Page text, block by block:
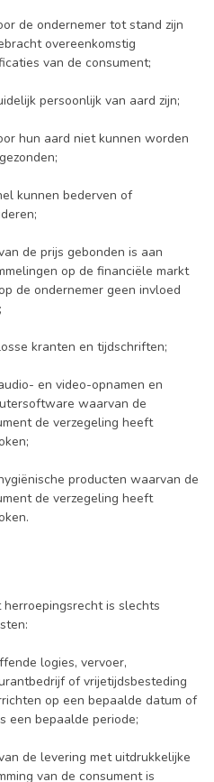
de ondernemer tot stand zijn
overeenkomstig
van de consument;
persoonlijk van aard zijn;
hun aard niet kunnen worden
kunnen bederven of
de prijs gebonden is aan
op de financiële markt
de ondernemer geen invloed
kranten en tijdschriften;
en video-opnamen en
waarvan de
de verzegeling heeft
producten waarvan de
de verzegeling heeft
is slechts
logies, vervoer,
of vrijetijdsbesteding
op een bepaalde datum of
een bepaalde periode;
de levering met uitdrukkelijke
van de consument is